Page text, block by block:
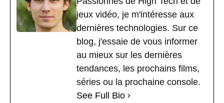
jeux vidéo, je m'intéresse aux
dernières technologies. Sur ce
blog, j'essaie de vous informer
au mieux sur les dernières
tendances, les prochains films,
séries ou la prochaine console.
See Full Bio